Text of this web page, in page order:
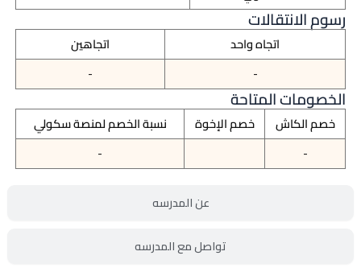
عن المدرسه
تواصل مع المدرسه
رسوم الانتقالات
اتجاه واحد
اتجاهين
-
-
الخصومات المتاحة
خصم الكاش خصم الإخوة
نسبة الخصم لمنصة سكولي
-
-